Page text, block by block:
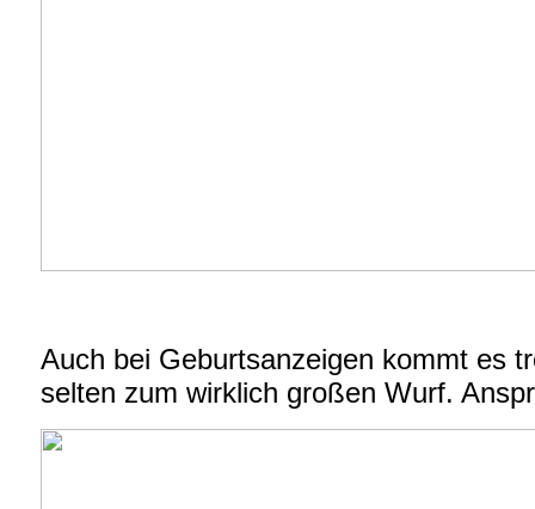
Auch bei Geburtsanzeigen kommt es
selten zum wirklich großen Wurf.